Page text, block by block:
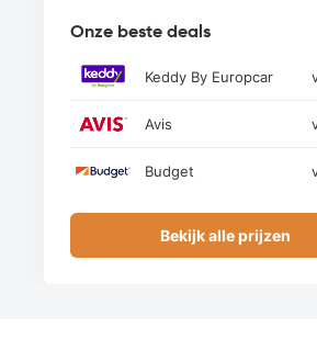
Onze beste deals
Keddy By Europcar
Avis
Budget
Bekijk alle prijzen